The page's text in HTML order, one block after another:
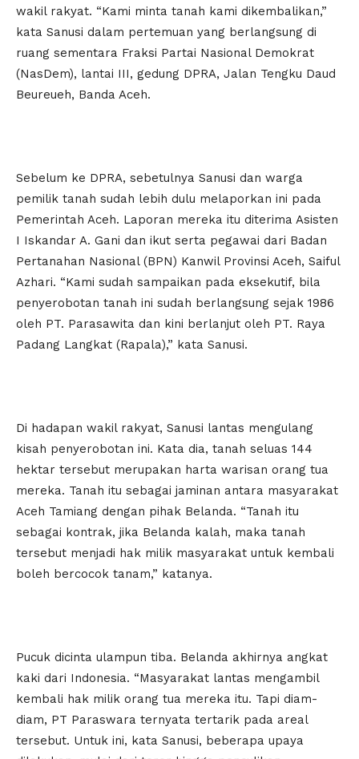
wakil rakyat. “Kami minta tanah kami dikembalikan,”
kata Sanusi dalam pertemuan yang berlangsung di
ruang sementara Fraksi Partai Nasional Demokrat
(NasDem), lantai III, gedung DPRA, Jalan Tengku Daud
Beureueh, Banda Aceh.
Sebelum ke DPRA, sebetulnya Sanusi dan warga
pemilik tanah sudah lebih dulu melaporkan ini pada
Pemerintah Aceh. Laporan mereka itu diterima Asisten
I Iskandar A. Gani dan ikut serta pegawai dari Badan
Pertanahan Nasional (BPN) Kanwil Provinsi Aceh, Saiful
Azhari. “Kami sudah sampaikan pada eksekutif, bila
penyerobotan tanah ini sudah berlangsung sejak 1986
oleh PT. Parasawita dan kini berlanjut oleh PT. Raya
Padang Langkat (Rapala),” kata Sanusi.
Di hadapan wakil rakyat, Sanusi lantas mengulang
kisah penyerobotan ini. Kata dia, tanah seluas 144
hektar tersebut merupakan harta warisan orang tua
mereka. Tanah itu sebagai jaminan antara masyarakat
Aceh Tamiang dengan pihak Belanda. “Tanah itu
sebagai kontrak, jika Belanda kalah, maka tanah
tersebut menjadi hak milik masyarakat untuk kembali
boleh bercocok tanam,” katanya.
Pucuk dicinta ulampun tiba. Belanda akhirnya angkat
kaki dari Indonesia. “Masyarakat lantas mengambil
kembali hak milik orang tua mereka itu. Tapi diam-
diam, PT Paraswara ternyata tertarik pada areal
tersebut. Untuk ini, kata Sanusi, beberapa upaya